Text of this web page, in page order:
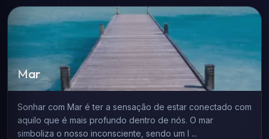
Mar
Sonhar com Mar é ter a sensação de estar conectado com
aquilo que é mais profundo dentro de nós. O mar
simboliza o nosso inconsciente, sendo um l ...